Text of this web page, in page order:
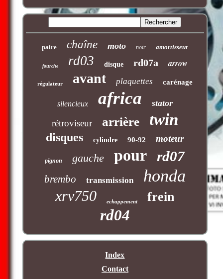
paire chaîne moto noir amortisseur
fourche rd03 disque rd07a arrow
régulateur avant plaquettes carénage
silencieux africa stator
rétroviseur arrière twin
disques cylindre 90-92 moteur
pignon gauche pour rd07
brembo transmission honda
xrv750 echappement frein
rd04
Index
Contact